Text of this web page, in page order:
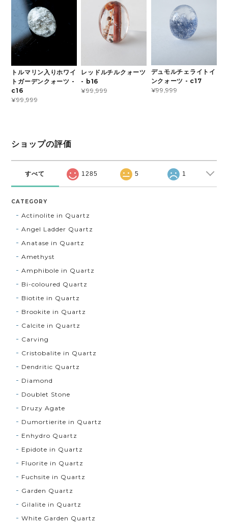
トルマリン入りホワイ
トガーデンクォーツ -
c16
¥99,999
レッドルチルクォーツ
- b16
¥99,999
デュモルチェライトイ
ンクォーツ - c17
¥99,999
ショップの評価
すべて 1285 5 1
CATEGORY
Actinolite in Quartz
Angel Ladder Quartz
Anatase in Quartz
Amethyst
Amphibole in Quartz
Bi-coloured Quartz
Biotite in Quartz
Brookite in Quartz
Calcite in Quartz
Carving
Cristobalite in Quartz
Dendritic Quartz
Diamond
Doublet Stone
Druzy Agate
Dumortierite in Quartz
Enhydro Quartz
Epidote in Quartz
Fluorite in Quartz
Fuchsite in Quartz
Garden Quartz
Gilalite in Quartz
White Garden Quartz